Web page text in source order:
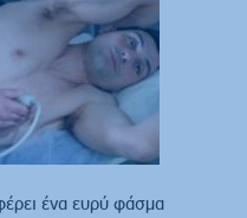
ένα ευρύ φάσμα